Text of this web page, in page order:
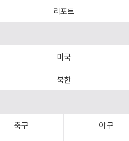
리포트
미국
북한
축구 야구